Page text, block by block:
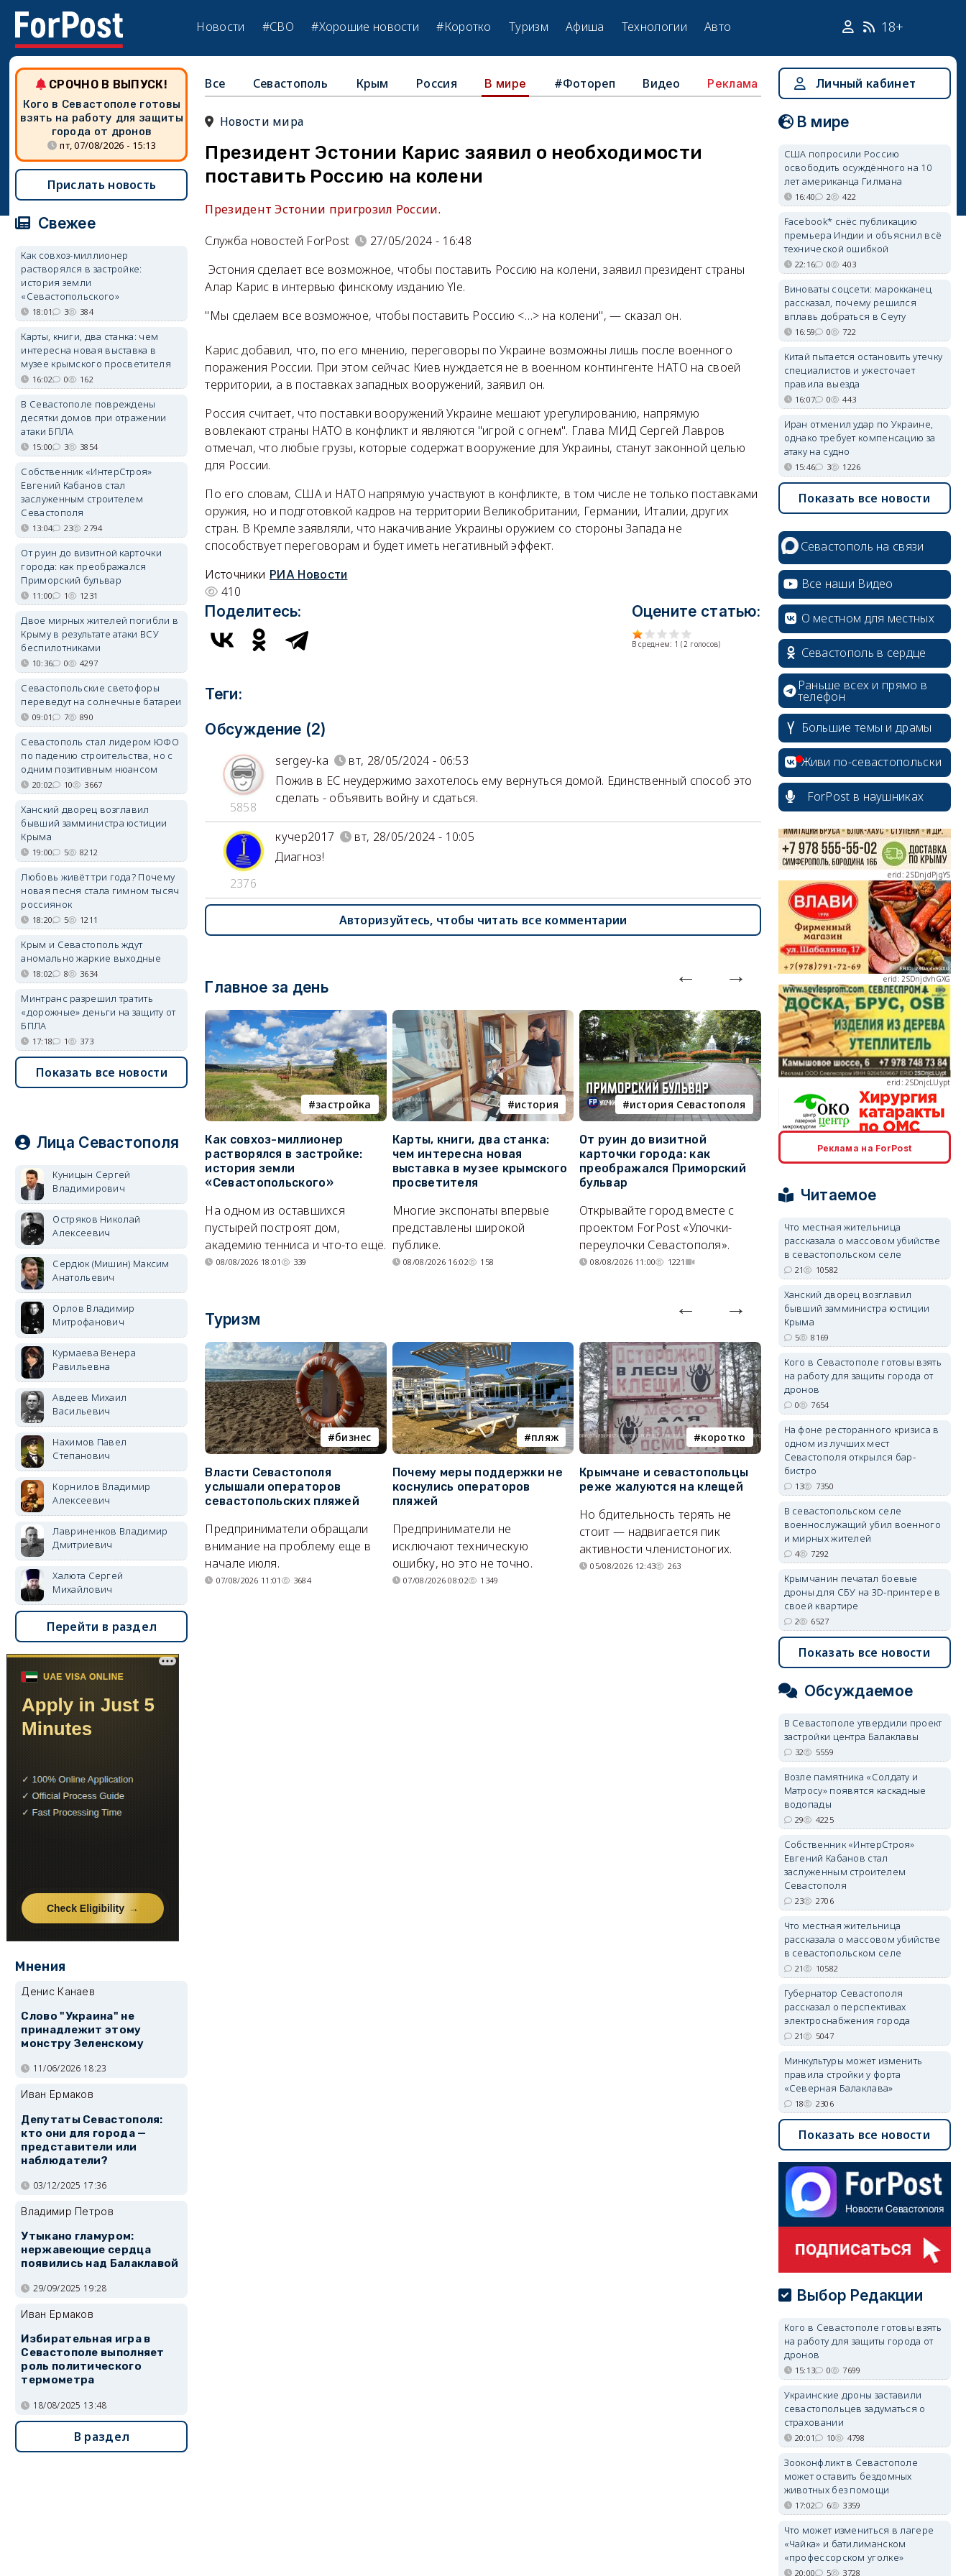
Новости #СВО #Хорошие новости #Коротко Туризм Афиша Технологии Авто 18+
Все Севастополь Крым Россия В мире #Фотореп Видео Реклама
Новости мира
Президент Эстонии Карис заявил о необходимости
поставить Россию на колени
Президент Эстонии пригрозил России.
Служба новостей ForPost
27/05/2024 - 16:48
Эстония сделает все возможное, чтобы поставить Россию на колени, заявил президент страны
Алар Карис в интервью финскому изданию Yle.
"Мы сделаем все возможное, чтобы поставить Россию <…> на колени", — сказал он.
Карис добавил, что, по его мнению, переговоры по Украине возможны лишь после военного
поражения России. При этом сейчас Киев нуждается не в военном контингенте НАТО на своей
территории, а в поставках западных вооружений, заявил он.
Россия считает, что поставки вооружений Украине мешают урегулированию, напрямую
вовлекают страны НАТО в конфликт и являются "игрой с огнем". Глава МИД Сергей Лавров
отмечал, что любые грузы, которые содержат вооружение для Украины, станут законной целью
для России.
По его словам, США и НАТО напрямую участвуют в конфликте, в том числе не только поставками
оружия, но и подготовкой кадров на территории Великобритании, Германии, Италии, других
стран. В Кремле заявляли, что накачивание Украины оружием со стороны Запада не
способствует переговорам и будет иметь негативный эффект.
Источники РИА Новости
410
Поделитесь: Оцените статью:
В среднем: 1 (2 голосов)
Теги:
Обсуждение (2)
5858
sergey-ka
вт, 28/05/2024 - 06:53
Пожив в ЕС неудержимо захотелось ему вернуться домой. Единственный способ это
сделать - объявить войну и сдаться.
2376
кучер2017
вт, 28/05/2024 - 10:05
Диагноз!
Авторизуйтесь, чтобы читать все комментарии
Главное за день
застройка
Как совхоз-миллионер
растворялся в застройке:
история земли
«Севастопольского»
На одном из оставшихся
пустырей построят дом,
академию тенниса и что-то ещё.
08/08/2026 18:01 339
история
Карты, книги, два станка:
чем интересна новая
выставка в музее крымского
просветителя
Многие экспонаты впервые
представлены широкой
публике.
08/08/2026 16:02 158
история Севастополя
От руин до визитной
карточки города: как
преображался Приморский
бульвар
Открывайте город вместе с
проектом ForPost «Улочки-
переулочки Севастополя».
08/08/2026 11:00 1221
недвижимость
Севастополь стал лидером
ЮФО по падению
совершенно по-разному.
07/08/2026 20:02 3663
Туризм
бизнес
Власти Севастополя
услышали операторов
севастопольских пляжей
Предприниматели обращали
внимание на проблему еще в
начале июля.
07/08/2026 11:01 3684
пляж
Почему меры поддержки не
коснулись операторов
пляжей
Предприниматели не
исключают техническую
ошибку, но это не точно.
07/08/2026 08:02 1349
коротко
Крымчане и севастопольцы
реже жалуются на клещей
Но бдительность терять не
стоит — надвигается пик
активности членистоногих.
05/08/2026 12:43 263
Балаклава
В Севастополе утвердили
проект застройки центра
Там появится туристический
квартал с отелями и
парковками.
05/08/2026 08:01 5559
СРОЧНО В ВЫПУСК!
Кого в Севастополе готовы
взять на работу для защиты
города от дронов
пт, 07/08/2026 - 15:13
Прислать новость
Свежее
Как совхоз-миллионер
растворялся в застройке:
история земли
«Севастопольского»
18:01 3 384
Карты, книги, два станка: чем
интересна новая выставка в
музее крымского просветителя
16:02 0 162
В Севастополе повреждены
десятки домов при отражении
атаки БПЛА
15:00 3 3854
Собственник «ИнтерСтроя»
Евгений Кабанов стал
заслуженным строителем
Севастополя
13:04 23 2794
От руин до визитной карточки
города: как преображался
Приморский бульвар
11:00 1 1231
Двое мирных жителей погибли в
Крыму в результате атаки ВСУ
беспилотниками
10:36 0 4297
Севастопольские светофоры
переведут на солнечные батареи
09:01 7 890
Севастополь стал лидером ЮФО
по падению строительства, но с
одним позитивным нюансом
20:02 10 3667
Ханский дворец возглавил
бывший замминистра юстиции
Крыма
19:00 5 8212
Любовь живёт три года? Почему
новая песня стала гимном тысяч
россиянок
18:20 5 1211
Крым и Севастополь ждут
аномально жаркие выходные
18:02 8 3634
Минтранс разрешил тратить
«дорожные» деньги на защиту от
БПЛА
17:18 1 373
Показать все новости
Лица Севастополя
Куницын Сергей
Владимирович
Остряков Николай
Алексеевич
Сердюк (Мишин) Максим
Анатольевич
Орлов Владимир
Митрофанович
Курмаева Венера
Равильевна
Авдеев Михаил
Васильевич
Нахимов Павел
Степанович
Корнилов Владимир
Алексеевич
Лавриненков Владимир
Дмитриевич
Халюта Сергей
Михайлович
Перейти в раздел
Мнения
Денис Канаев
Слово "Украина" не
принадлежит этому
монстру Зеленскому
11/06/2026 18:23
Иван Ермаков
Депутаты Севастополя:
кто они для города —
представители или
наблюдатели?
03/12/2025 17:36
Владимир Петров
Утыкано гламуром:
нержавеющие сердца
появились над Балаклавой
29/09/2025 19:28
Иван Ермаков
Избирательная игра в
Севастополе выполняет
роль политического
термометра
18/08/2025 13:48
В раздел
Личный кабинет
В мире
США попросили Россию
освободить осуждённого на 10
лет американца Гилмана
16:40 2 422
Facebook* снёс публикацию
премьера Индии и объяснил всё
технической ошибкой
22:16 0 403
Виноваты соцсети: марокканец
рассказал, почему решился
вплавь добраться в Сеуту
16:59 0 722
Китай пытается остановить утечку
специалистов и ужесточает
правила выезда
16:07 0 443
Иран отменил удар по Украине,
однако требует компенсацию за
атаку на судно
15:46 3 1226
Показать все новости
Севастополь на связи
Все наши Видео
О местном для местных
Севастополь в сердце
Раньше всех и прямо в
телефон
Большие темы и драмы
Живи по-севастопольски
ForPost в наушниках
erid: 2SDnjcrDNw6
erid: 2SDnjdPjgYS
erid: 2SDnjdvhGXG
erid: 2SDnjcLUypt
erid: 2SDnjcrDNw6
erid: 2SDnjdPjgYS
erid: 2SDnjdvhGXG
Реклама на ForPost
Читаемое
Что местная жительница
рассказала о массовом убийстве
в севастопольском селе
21 10582
Ханский дворец возглавил
бывший замминистра юстиции
Крыма
5 8169
Кого в Севастополе готовы взять
на работу для защиты города от
дронов
0 7654
На фоне ресторанного кризиса в
одном из лучших мест
Севастополя открылся бар-
бистро
13 7350
В севастопольском селе
военнослужащий убил военного
и мирных жителей
4 7292
Крымчанин печатал боевые
дроны для СБУ на 3D-принтере в
своей квартире
2 6527
Показать все новости
Обсуждаемое
В Севастополе утвердили проект
застройки центра Балаклавы
32 5559
Возле памятника «Солдату и
Матросу» появятся каскадные
водопады
29 4225
Собственник «ИнтерСтроя»
Евгений Кабанов стал
заслуженным строителем
Севастополя
23 2706
Что местная жительница
рассказала о массовом убийстве
в севастопольском селе
21 10582
Губернатор Севастополя
рассказал о перспективах
электроснабжения города
21 5047
Минкультуры может изменить
правила стройки у форта
«Северная Балаклава»
18 2306
Показать все новости
Выбор Редакции
Кого в Севастополе готовы взять
на работу для защиты города от
дронов
15:13 0 7699
Украинские дроны заставили
севастопольцев задуматься о
страховании
20:01 10 4798
Зооконфликт в Севастополе
может оставить бездомных
животных без помощи
17:02 6 3359
Что может измениться в лагере
«Чайка» и батилиманском
«профессорском уголке»
20:00 5 3728